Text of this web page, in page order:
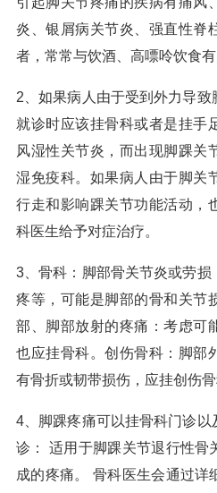
炎、银屑病关节炎、强直性脊
者，常常与饮酒、高嘌呤饮食有
2、如果病人由于受到外力导
就诊时应该挂骨科或者是挂手
风湿性关节炎，而出现脚踝关
湿免疫科。如果病人由于脚关
行走和影响踝关节功能活动，
科医生给予对症治疗。
3、骨科：脚部骨关节炎或劳
疼等，可能是脚部的骨和关节
部、脚部放射的疼痛：考虑可
也应挂骨科。创伤骨科：脚部
有骨折或韧带损伤，应挂创伤骨
4、脚踝疼痛可以挂骨科门诊以
诊： 适用于脚踝关节退行性骨
成的疼痛。 骨科医生会通过详